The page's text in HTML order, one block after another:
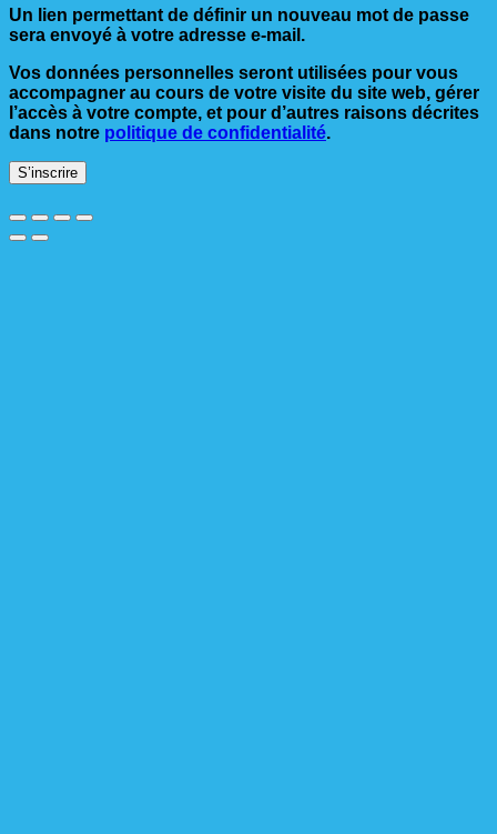
Un lien permettant de définir un nouveau mot de passe
sera envoyé à votre adresse e-mail.
Vos données personnelles seront utilisées pour vous
accompagner au cours de votre visite du site web, gérer
l’accès à votre compte, et pour d’autres raisons décrites
dans notre politique de confidentialité.
S’inscrire